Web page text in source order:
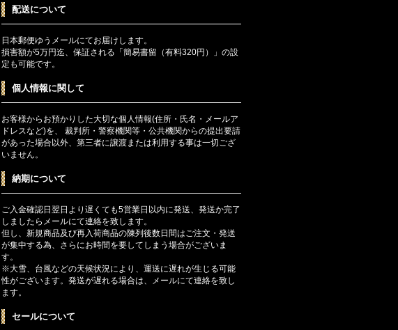
配送について
日本郵便ゆうメールにてお届けします。
損害額が5万円迄、保証される「簡易書留（有料320円）」の設
定も可能です。
個人情報に関して
お客様からお預かりした大切な個人情報(住所・氏名・メールア
ドレスなど)を、 裁判所・警察機関等・公共機関からの提出要請
があった場合以外、第三者に譲渡または利用する事は一切ござ
いません。
納期について
ご入金確認日翌日より遅くても5営業日以内に発送、発送か完了
しましたらメールにて連絡を致します。
但し、新規商品及び再入荷商品の陳列後数日間はご注文・発送
が集中する為、さらにお時間を要してしまう場合がございま
す。
※大雪、台風などの天候状況により、運送に遅れが生じる可能
性がございます。発送が遅れる場合は、メールにて連絡を致し
ます。
セールについて